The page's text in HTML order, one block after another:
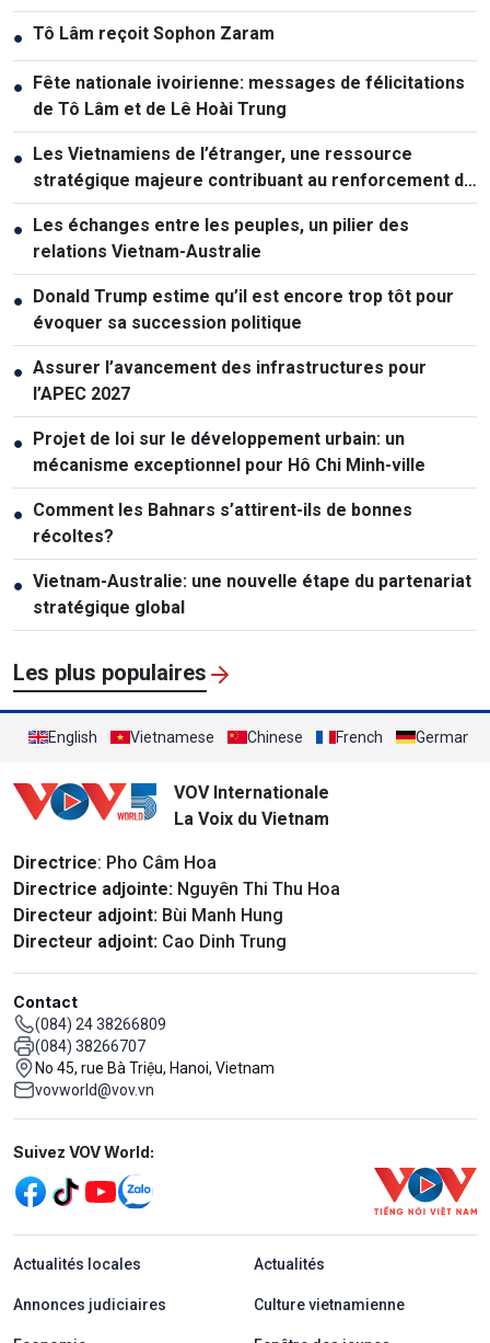
● Tô Lâm reçoit Sophon Zaram
● Fête nationale ivoirienne: messages de félicitations
de Tô Lâm et de Lê Hoài Trung
● Les Vietnamiens de l’étranger, une ressource
stratégique majeure contribuant au renforcement de
la puissance nationale
● Les échanges entre les peuples, un pilier des
relations Vietnam-Australie
● Donald Trump estime qu’il est encore trop tôt pour
évoquer sa succession politique
● Assurer l’avancement des infrastructures pour
l’APEC 2027
● Projet de loi sur le développement urbain: un
mécanisme exceptionnel pour Hô Chi Minh-ville
● Comment les Bahnars s’attirent-ils de bonnes
récoltes?
● Vietnam-Australie: une nouvelle étape du partenariat
stratégique global
Les plus populaires
English Vietnamese Chinese French German
VOV Internationale
La Voix du Vietnam
Directrice: Pho Câm Hoa
Directrice adjointe: Nguyên Thi Thu Hoa
Directeur adjoint: Bùi Manh Hung
Directeur adjoint: Cao Dinh Trung
Contact
(084) 24 38266809
(084) 38266707
No 45, rue Bà Triệu, Hanoi, Vietnam
vovworld@vov.vn
Mạng xã hội
Suivez VOV World:
menu footer tiếng Pháp
Actualités locales Actualités
Annonces judiciaires Culture vietnamienne